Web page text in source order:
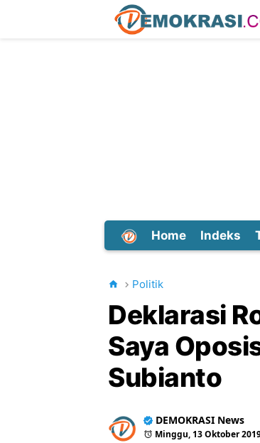
Home Indeks
Politik
Deklarasi
Saya
Subianto
DEMOKRASI News
Minggu, 13 Oktober